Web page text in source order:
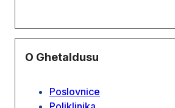
O Ghetaldusu
Poslovnice